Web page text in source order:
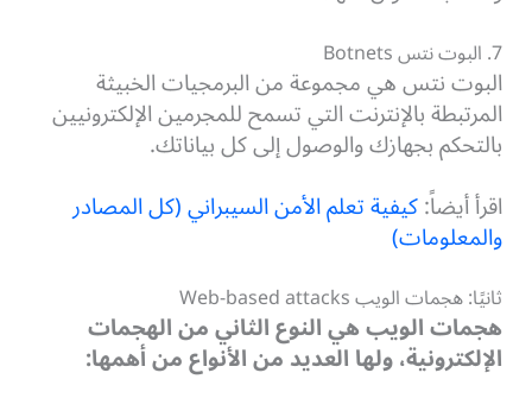
7. البوت نتس Botnets
البوت نتس هي مجموعة من البرمجيات الخبيثة
المرتبطة بالإنترنت التي تسمح للمجرمين الإلكترونيين
بالتحكم بجهازك والوصول إلى كل بياناتك.
اقرأ أيضاً:كيفية تعلم الأمن السيبراني (كل المصادر
والمعلومات)
ثانيًا: هجمات الويب Web-based attacks
هجمات الويب هي النوع الثاني من الهجمات
الإلكترونية، ولها العديد من الأنواع من أهمها: